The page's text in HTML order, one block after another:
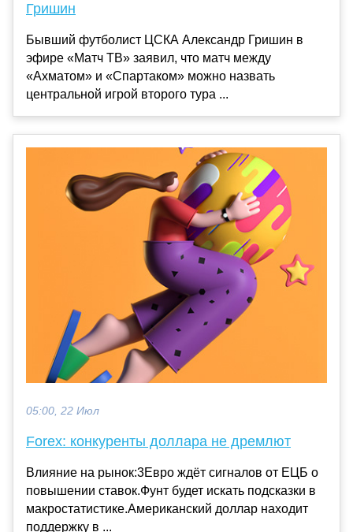
Гришин
Бывший футболист ЦСКА Александр Гришин в
эфире «Матч ТВ» заявил, что матч между
«Ахматом» и «Спартаком» можно назвать
центральной игрой второго тура ...
05:00, 22 Июл
Forex: конкуренты доллара не дремлют
Влияние на рынок:3Евро ждёт сигналов от ЕЦБ о
повышении ставок.Фунт будет искать подсказки в
макростатистике.Американский доллар находит
поддержку в ...